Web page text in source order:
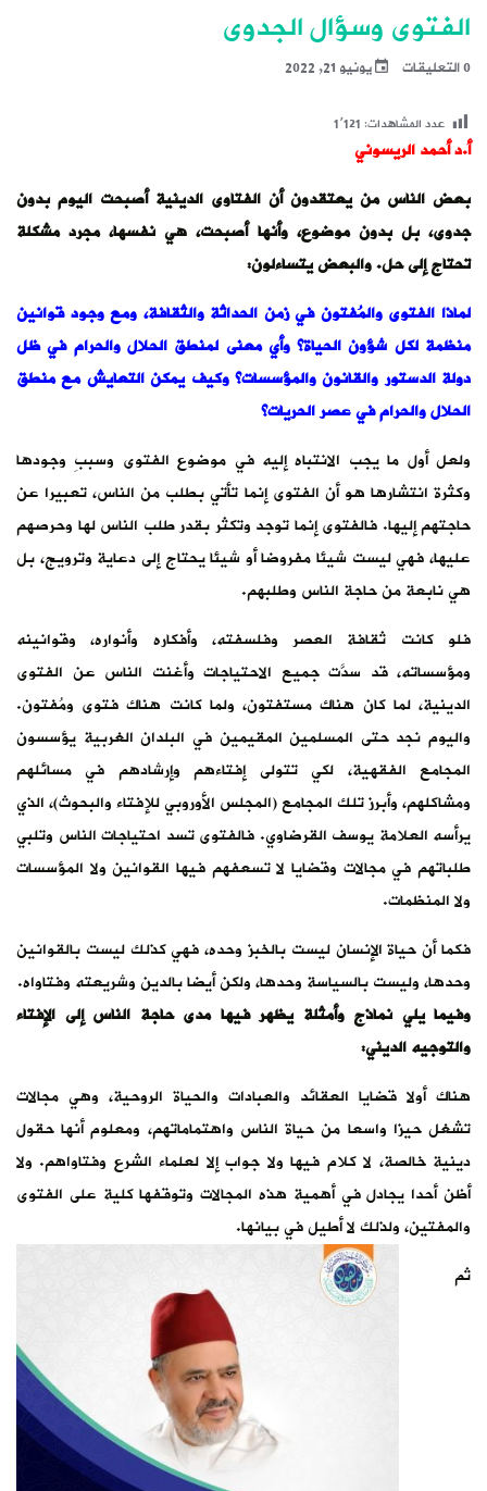
الفتوى وسؤال الجدوى
0 التعليقات يونيو 21, 2022
عدد المشاهدات:1٬121
أ.د أحمد الريسوني
بعض الناس من يعتقدون أن الفتاوى الدينية أصبحت اليوم بدون
جدوى، بل بدون موضوع، وأنها أصبحت، هي نفسها، مجرد مشكلة
تحتاج إلى حل. والبعض يتساءلون:
لماذا الفتوى والمُفتون في زمن الحداثة والثقافة، ومع وجود قوانين
منظمة لكل شؤون الحياة؟ وأي معنى لمنطق الحلال والحرام في ظل
دولة الدستور والقانون والمؤسسات؟ وكيف يمكن التعايش مع منطق
الحلال والحرام في عصر الحريات؟
ولعل أول ما يجب الانتباه إليه في موضوع الفتوى وسببِ وجودها
وكثرة انتشارها هو أن الفتوى إنما تأتي بطلب من الناس، تعبيرا عن
حاجتهم إليها. فالفتوى إنما توجد وتكثر بقدر طلب الناس لها وحرصهم
عليها، فهي ليست شيئا مفروضا أو شيئا يحتاج إلى دعاية وترويج، بل
هي نابعة من حاجة الناس وطلبهم.
فلو كانت ثقافة العصر وفلسفته، وأفكاره وأنواره، وقوانينه
ومؤسساته، قد سدَّت جميع الاحتياجات وأغنت الناس عن الفتوى
الدينية، لما كان هناك مستفتون، ولما كانت هناك فتوى ومُفتون.
واليوم نجد حتى المسلمين المقيمين في البلدان الغربية يؤسسون
المجامع الفقهية، لكي تتولى إفتاءهم وإرشادهم في مسائلهم
ومشاكلهم، وأبرز تلك المجامع (المجلس الأوروبي للإفتاء والبحوث)، الذي
يرأسه العلامة يوسف القرضاوي. فالفتوى تسد احتياجات الناس وتلبي
طلباتهم في مجالات وقضايا لا تسعفهم فيها القوانين ولا المؤسسات
ولا المنظمات.
فكما أن حياة الإنسان ليست بالخبز وحده، فهي كذلك ليست بالقوانين
وحدها، وليست بالسياسة وحدها، ولكن أيضا بالدين وشريعته وفتاواه.
وفيما يلي نماذج وأمثلة يظهر فيها مدى حاجة الناس إلى الإفتاء
والتوجيه الديني:
هناك أولا قضايا العقائد والعبادات والحياة الروحية، وهي مجالات
تشغل حيزا واسعا من حياة الناس واهتماماتهم، ومعلوم أنها حقول
دينية خالصة، لا كلام فيها ولا جواب إلا لعلماء الشرع وفتاواهم. ولا
أظن أحدا يجادل في أهمية هذه المجالات وتوقفها كلية على الفتوى
والمفتين، ولذلك لا أطيل في بيانها.
ثم